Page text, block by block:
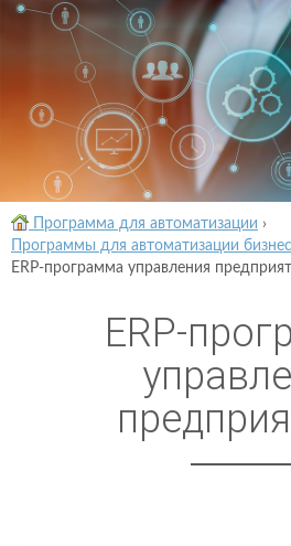
Программа для автоматизации ›
Программы для автоматизации
ERP-программа управления
ERP-